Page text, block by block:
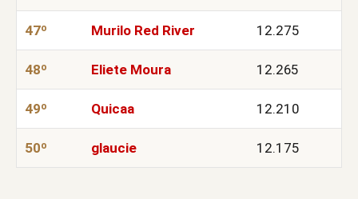
47º Murilo Red River 12.275
48º Eliete Moura 12.265
49º Quicaa 12.210
50º glaucie 12.175